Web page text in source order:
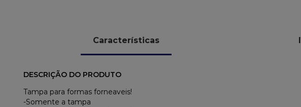
Características
DESCRIÇÃO DO PRODUTO
Tampa para formas forneaveis!
-Somente a tampa